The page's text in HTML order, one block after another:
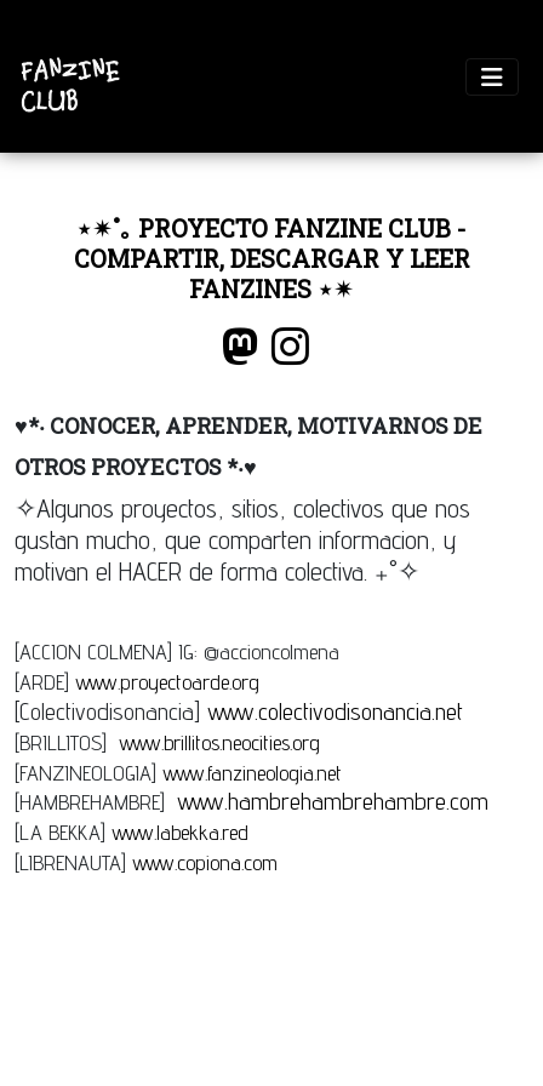
⋆✴︎˚｡ PROYECTO FANZINE CLUB -
COMPARTIR, DESCARGAR Y LEER
FANZINES ⋆✴︎˚
♥︎*‧ CONOCER, APRENDER, MOTIVARNOS DE
OTROS PROYECTOS *‧♥︎
✧Algunos proyectos, sitios, colectivos que nos
gustan mucho, que comparten informacion, y
motivan el HACER de forma colectiva. ₊˚✧
[ACCION COLMENA] IG: @accioncolmena
[ARDE] www.proyectoarde.org
[Colectivodisonancia] www.colectivodisonancia.net
[BRILLITOS] www.brillitos.neocities.org
[FANZINEOLOGIA] www.fanzineologia.net
[HAMBREHAMBRE] www.hambrehambrehambre.com
[LA BEKKA] www.labekka.red
[LIBRENAUTA] www.copiona.com